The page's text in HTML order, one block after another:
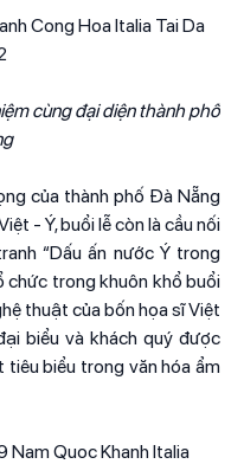
cùng đại diện thành phố
của thành phố Đà Nẵng
- Ý, buổi lễ còn là cầu nối
“Dấu ấn nước Ý trong
chức trong khuôn khổ buổi
thuật của bốn họa sĩ Việt
biểu và khách quý được
biểu trong văn hóa ẩm